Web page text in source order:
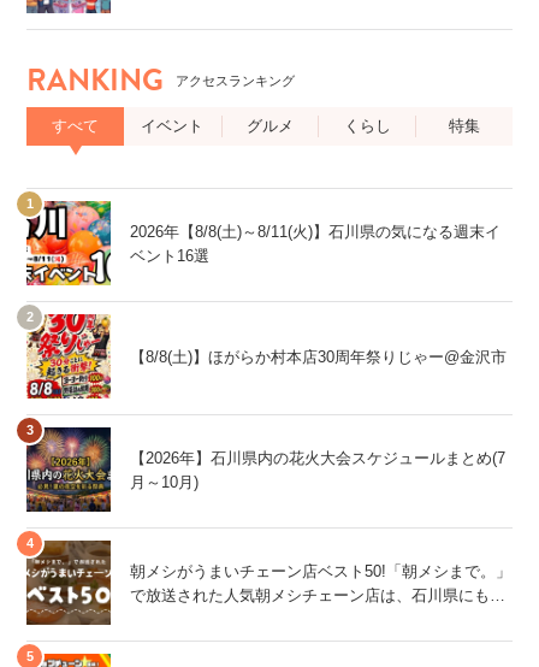
RANKING アクセスランキング
すべて イベント グルメ くらし 特集
2026年【8/8(土)～8/11(火)】石川県の気になる週末イ
ベント16選
【8/8(土)】ほがらか村本店30周年祭りじゃー@金沢市
【2026年】石川県内の花火大会スケジュールまとめ(7
月～10月)
朝メシがうまいチェーン店ベスト50!「朝メシまで。」
で放送された人気朝メシチェーン店は、石川県にもあ